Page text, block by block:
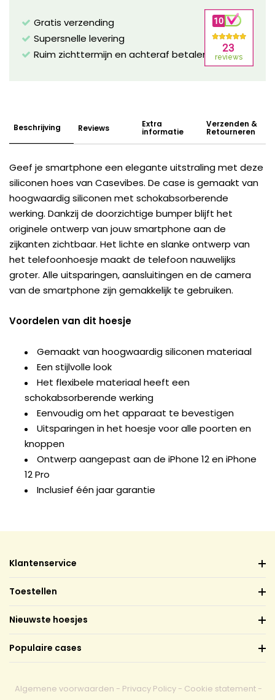
Gratis verzending
Supersnelle levering
Ruim zichttermijn en achteraf betalen mogelijk!
Beschrijving Reviews Extra
informatie
Verzenden &
Retourneren
Geef je smartphone een elegante uitstraling met deze
siliconen hoes van Casevibes. De case is gemaakt van
hoogwaardig siliconen met schokabsorberende
werking. Dankzij de doorzichtige bumper blijft het
originele ontwerp van jouw smartphone aan de
zijkanten zichtbaar. Het lichte en slanke ontwerp van
het telefoonhoesje maakt de telefoon nauwelijks
groter. Alle uitsparingen, aansluitingen en de camera
van de smartphone zijn gemakkelijk te gebruiken.
Voordelen van dit hoesje
Gemaakt van hoogwaardig siliconen materiaal
Een stijlvolle look
Het flexibele materiaal heeft een
schokabsorberende werking
Eenvoudig om het apparaat te bevestigen
Uitsparingen in het hoesje voor alle poorten en
knoppen
Ontwerp aangepast aan de iPhone 12 en iPhone
12 Pro
Inclusief één jaar garantie
Klantenservice
Toestellen
Nieuwste hoesjes
Populaire cases
Algemene voorwaarden - Privacy Policy - Cookie statement -